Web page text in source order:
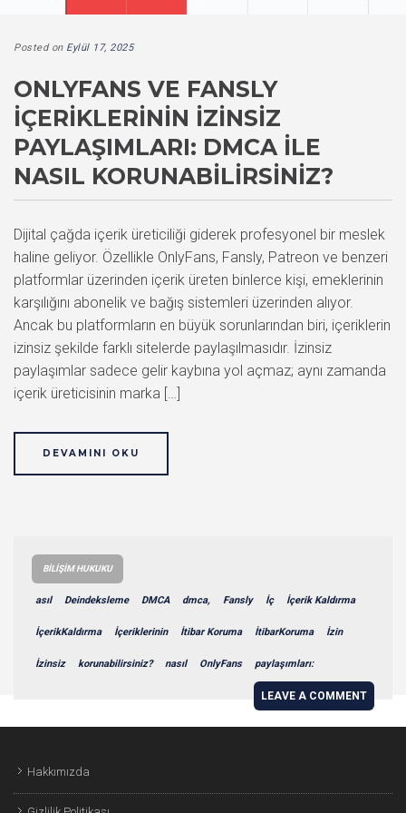
Posted on Eylül 17, 2025
ONLYFANS VE FANSLY
İÇERIKLERININ İZINSIZ
PAYLAŞIMLARI: DMCA ILE
NASIL KORUNABILIRSINIZ?
Dijital çağda içerik üreticiliği giderek profesyonel bir meslek
haline geliyor. Özellikle OnlyFans, Fansly, Patreon ve benzeri
platformlar üzerinden içerik üreten binlerce kişi, emeklerinin
karşılığını abonelik ve bağış sistemleri üzerinden alıyor.
Ancak bu platformların en büyük sorunlarından biri, içeriklerin
izinsiz şekilde farklı sitelerde paylaşılmasıdır. İzinsiz
paylaşımlar sadece gelir kaybına yol açmaz; aynı zamanda
içerik üreticisinin marka […]
DEVAMINI OKU
BILIŞIM HUKUKU
asıl Deindeksleme DMCA dmca, Fansly İç İçerik Kaldırma
İçerikKaldırma İçeriklerinin İtibar Koruma İtibarKoruma İzin
İzinsiz korunabilirsiniz? nasıl OnlyFans paylaşımları:
LEAVE A COMMENT
Hakkımızda